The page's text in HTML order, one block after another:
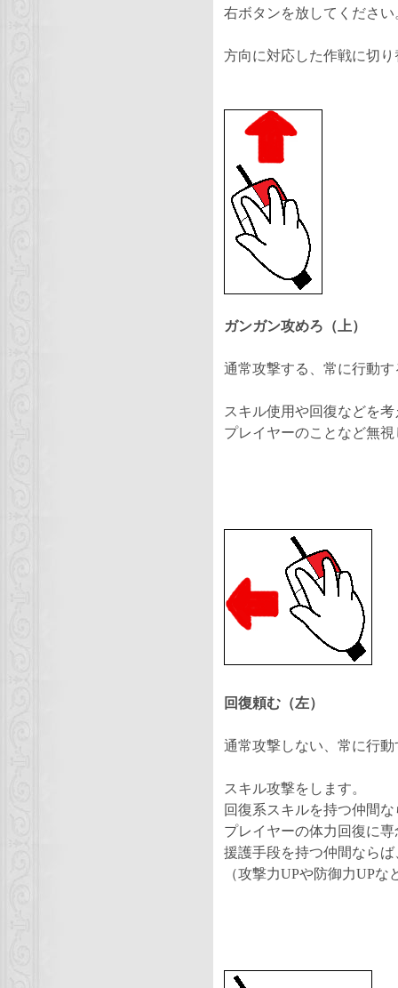
右ボタンを放してください
方向に対応した作戦に切
ガンガン攻めろ（上）
通常攻撃する 、常に行動
スキル使用や回復などを
プレイヤーのことなど無
回復頼む（左）
通常攻撃しない 、常に行
スキル攻撃をします。
回復系スキルを持つ仲間
プレイヤーの体力回復に
援護手段を持つ仲間なら
（攻撃力UPや防御力UPな